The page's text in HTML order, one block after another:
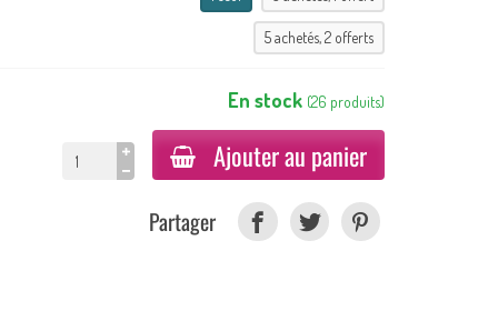
5 achetés, 2 offerts
En stock (26 produits)
Ajouter au panier
Partager